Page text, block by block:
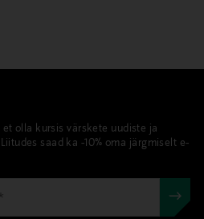
olla kursis värskete uudiste ja
saad ka -10% oma järgmiselt e-